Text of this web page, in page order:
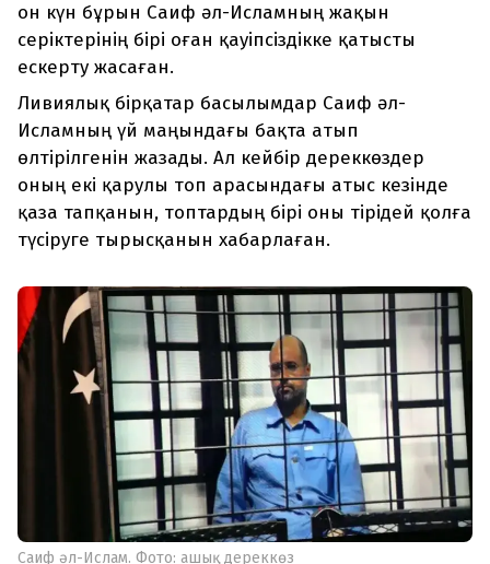
он күн бұрын Саиф әл-Исламның жақын
серіктерінің бірі оған қауіпсіздікке қатысты
ескерту жасаған.
Ливиялық бірқатар басылымдар Саиф әл-
Исламның үй маңындағы бақта атып
өлтірілгенін жазады. Ал кейбір дереккөздер
оның екі қарулы топ арасындағы атыс кезінде
қаза тапқанын, топтардың бірі оны тірідей қолға
түсіруге тырысқанын хабарлаған.
Саиф әл-Ислам. Фото: ашық дереккөз